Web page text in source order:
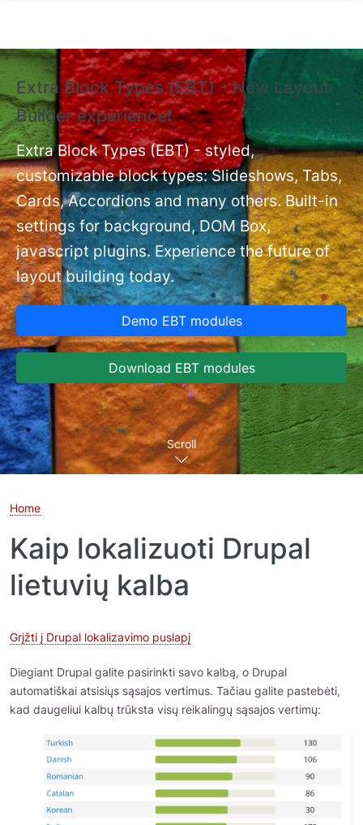
Extra Block Types (EBT) - New Layout
Builder experience❗
Extra Block Types (EBT) - styled,
customizable block types: Slideshows, Tabs,
Cards, Accordions and many others. Built-in
settings for background, DOM Box,
javascript plugins. Experience the future of
layout building today.
Demo EBT modules
Download EBT modules
Scroll
Home
Kaip lokalizuoti Drupal
lietuvių kalba
Grįžti į Drupal lokalizavimo puslapį
Diegiant Drupal galite pasirinkti savo kalbą, o Drupal
automatiškai atsisiųs sąsajos vertimus. Tačiau galite pastebėti,
kad daugeliui kalbų trūksta visų reikalingų sąsajos vertimų: